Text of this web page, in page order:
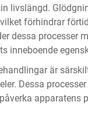
livslängd.
förhindrar
dessa
inneboende
är
Dessa
apparatens